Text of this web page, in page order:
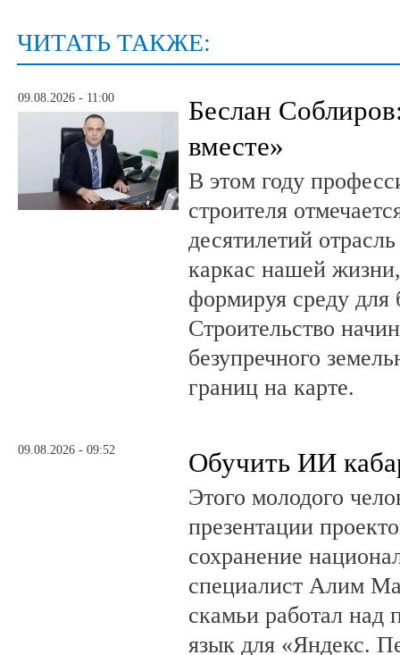
ЧИТАТЬ ТАКЖЕ:
09.08.2026 - 11:00
Беслан
вместе»
В этом году
строителя
десятилетий
каркас нашей
формируя среду
Строительство
безупречного
границ на карте.
09.08.2026 - 09:52 Обучить ИИ
Этого молодого
презентации
сохранение
специалист Алим
скамьи работал над
язык для «Яндекс.